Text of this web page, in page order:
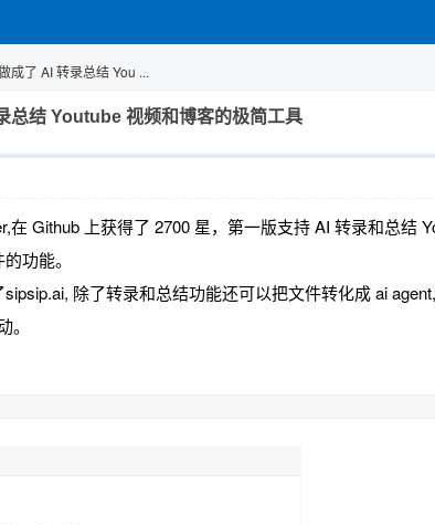
成了 AI 转录总结 You ...
总结 Youtube 视频和博客的极简工具
Github 上获得了 2700 星，第一版支持 AI 转录和总结
功能。
除了转录和总结功能还可以把文件转化成 ai